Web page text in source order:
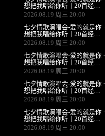
想把我唱给你听丨20首经典
情歌全场大合唱（上海站）
2026.08.19 周三 20:00
七夕情歌演唱会-爱的就是你 ·
想把我唱给你听丨20首经典
情歌全场大合唱（沈阳站）
2026.08.19 周三 20:00
七夕情歌演唱会-爱的就是你 ·
想把我唱给你听丨20首经典
情歌全场大合唱（武汉站）
2026.08.19 周三 20:00
七夕情歌演唱会-爱的就是你 ·
想把我唱给你听丨20首经典
情歌全场大合唱（石家庄站）
2026.08.19 周三 20:00
七夕情歌演唱会-爱的就是你 ·
想把我唱给你听丨20首经典
情歌全场大合唱（台州站）
2026.08.19 周三 20:00